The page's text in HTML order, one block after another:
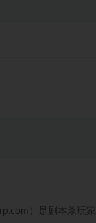
）是剧本杀玩家